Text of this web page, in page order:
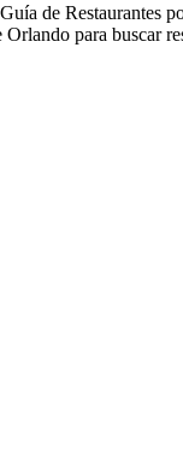
de Restaurantes
para buscar